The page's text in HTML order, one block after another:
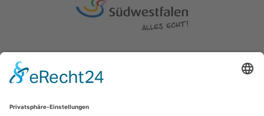
Impressum|Erklärung zur Barrierefreiheit